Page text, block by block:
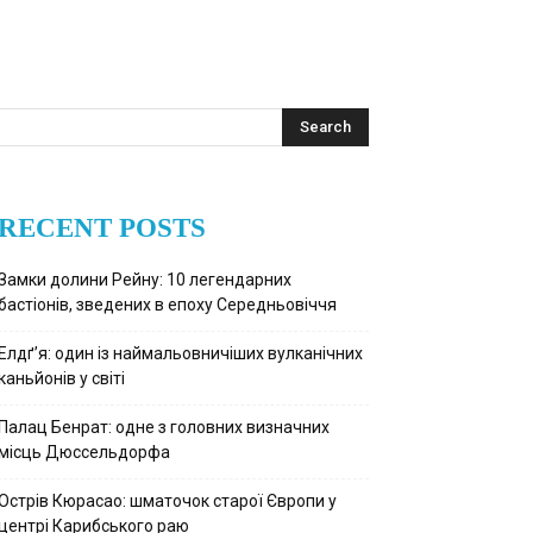
POSTS
долини Рейну: 10 легендарних
зведених в епоху Середньовіччя
Елдґ’я: один із наймальовничіших вулканічних
у світі
Палац Бенрат: одне з головних визначних
Дюссельдорфа
Кюрасао: шматочок старої Європи у
Карибського раю